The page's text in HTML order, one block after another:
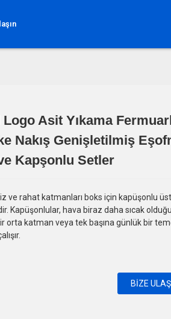
Loading...
Loading...
Logo Asit Yıkama
Nakış Genişletilmiş
Kapşonlu Setler
ve rahat katmanları boks için kapüşonlu üst
Kapüşonlular, hava biraz daha sıcak
orta katman veya tek başına günlük bir
BIZE